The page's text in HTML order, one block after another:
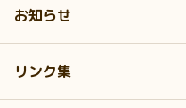
お知らせ
リンク集